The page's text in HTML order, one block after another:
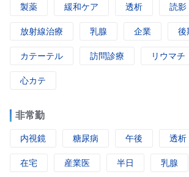
製薬 緩和ケア 透析 読影
放射線治療 乳腺 企業 後
カテーテル 訪問診療 リウマチ
心カテ
非常勤
内視鏡 糖尿病 午後 透析
在宅 産業医 半日 乳腺